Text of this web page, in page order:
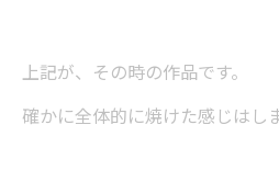
上記が、その時の作品です。
確かに全体的に焼けた感じはし